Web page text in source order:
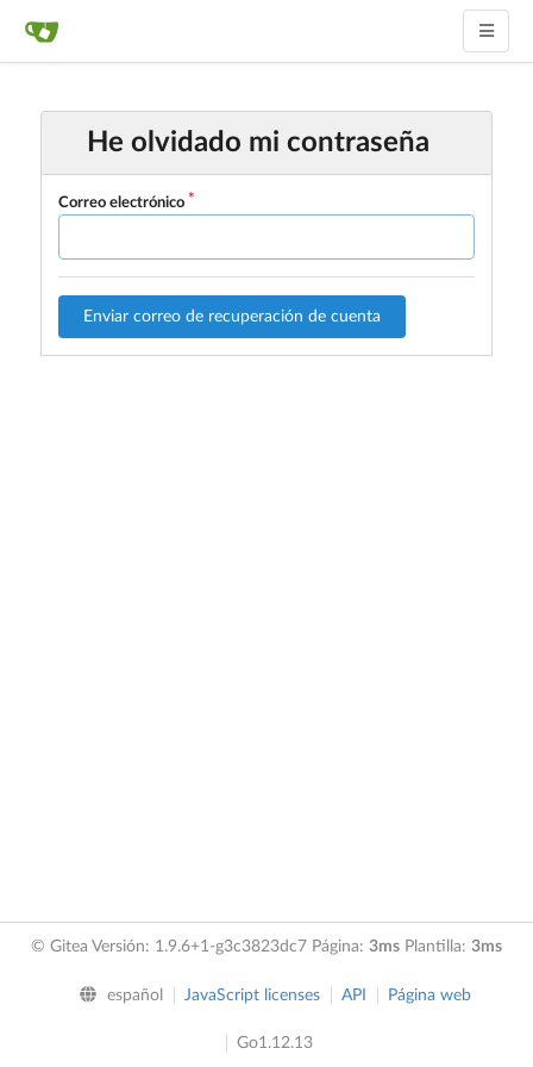
He olvidado mi contraseña
Correo electrónico
Enviar correo de recuperación de cuenta
© Gitea Versión: 1.9.6+1-g3c3823dc7 Página: 3ms Plantilla: 3ms
español JavaScript licenses API Página web
Go1.12.13